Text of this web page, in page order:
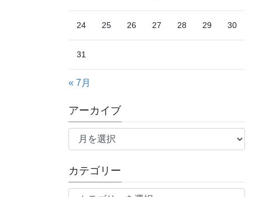
24 25 26 27 28 29 30
31
« 7月
アーカイブ
ア
イ
ブ
カテゴリー